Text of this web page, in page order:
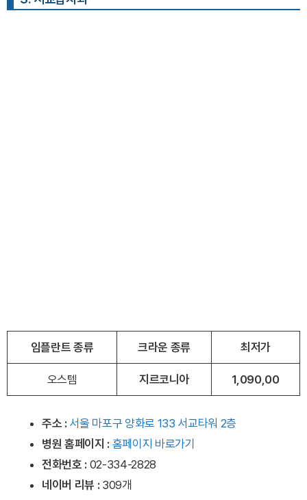
임플란트 종류 크라운 종류 최저가
오스템 지르코니아 1,090,00
주소 : 서울 마포구 양화로 133 서교타워 2층
병원 홈페이지 : 홈페이지 바로가기
전화번호 : 02-334-2828
네이버 리뷰 : 309개